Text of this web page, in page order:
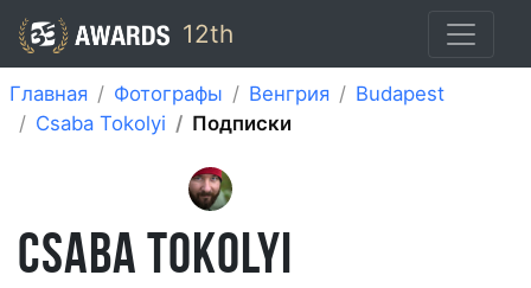
12th
Главная Фотографы Венгрия
Budapest
Csaba Tokolyi
Подписки
CSABA TOKOLYI